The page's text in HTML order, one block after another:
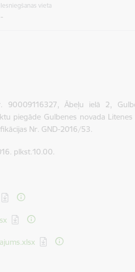
Iesniegšanas vieta
-
90009116327, Ābeļu ielā 2,
piegāde Gulbenes novada
Nr. GND-2016/53.
plkst.10.00.